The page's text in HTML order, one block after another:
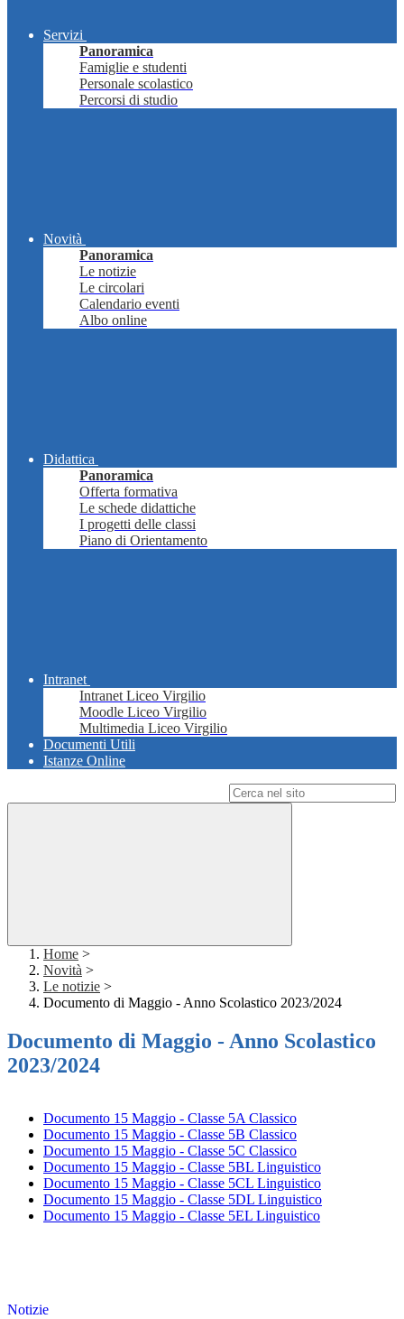
Servizi
Panoramica
Famiglie e studenti
Personale scolastico
Percorsi di studio
Novità
Panoramica
Le notizie
Le circolari
Calendario eventi
Albo online
Didattica
Panoramica
Offerta formativa
Le schede didattiche
I progetti delle classi
Piano di Orientamento
Intranet
Intranet Liceo Virgilio
Moodle Liceo Virgilio
Multimedia Liceo Virgilio
Documenti Utili
Istanze Online
Home >
Novità >
Le notizie >
Documento di Maggio - Anno Scolastico 2023/2024
Documento di Maggio - Anno Scolastico
2023/2024
Documento 15 Maggio - Classe 5A Classico
Documento 15 Maggio - Classe 5B Classico
Documento 15 Maggio - Classe 5C Classico
Documento 15 Maggio - Classe 5BL Linguistico
Documento 15 Maggio - Classe 5CL Linguistico
Documento 15 Maggio - Classe 5DL Linguistico
Documento 15 Maggio - Classe 5EL Linguistico
Notizie